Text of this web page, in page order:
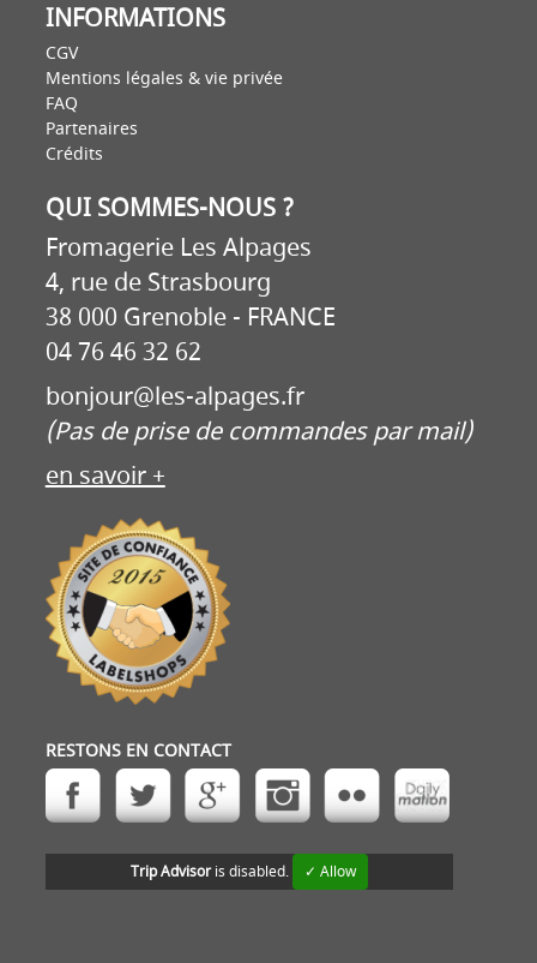
INFORMATIONS
CGV
Mentions légales & vie privée
FAQ
Partenaires
Crédits
QUI SOMMES-NOUS ?
Fromagerie Les Alpages
4, rue de Strasbourg
38 000 Grenoble - FRANCE
04 76 46 32 62
bonjour@les-alpages.fr
(Pas de prise de commandes par mail)
en savoir +
RESTONS EN CONTACT
Trip Advisoris disabled. ✓ Allow